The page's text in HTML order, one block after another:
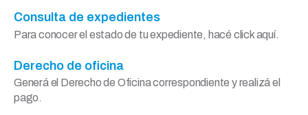
Consulta de expedientes
Para conocer el estado de tu expediente, hacé click aquí.
Derecho de oficina
Generá el Derecho de Oficina correspondiente y realizá el
pago.